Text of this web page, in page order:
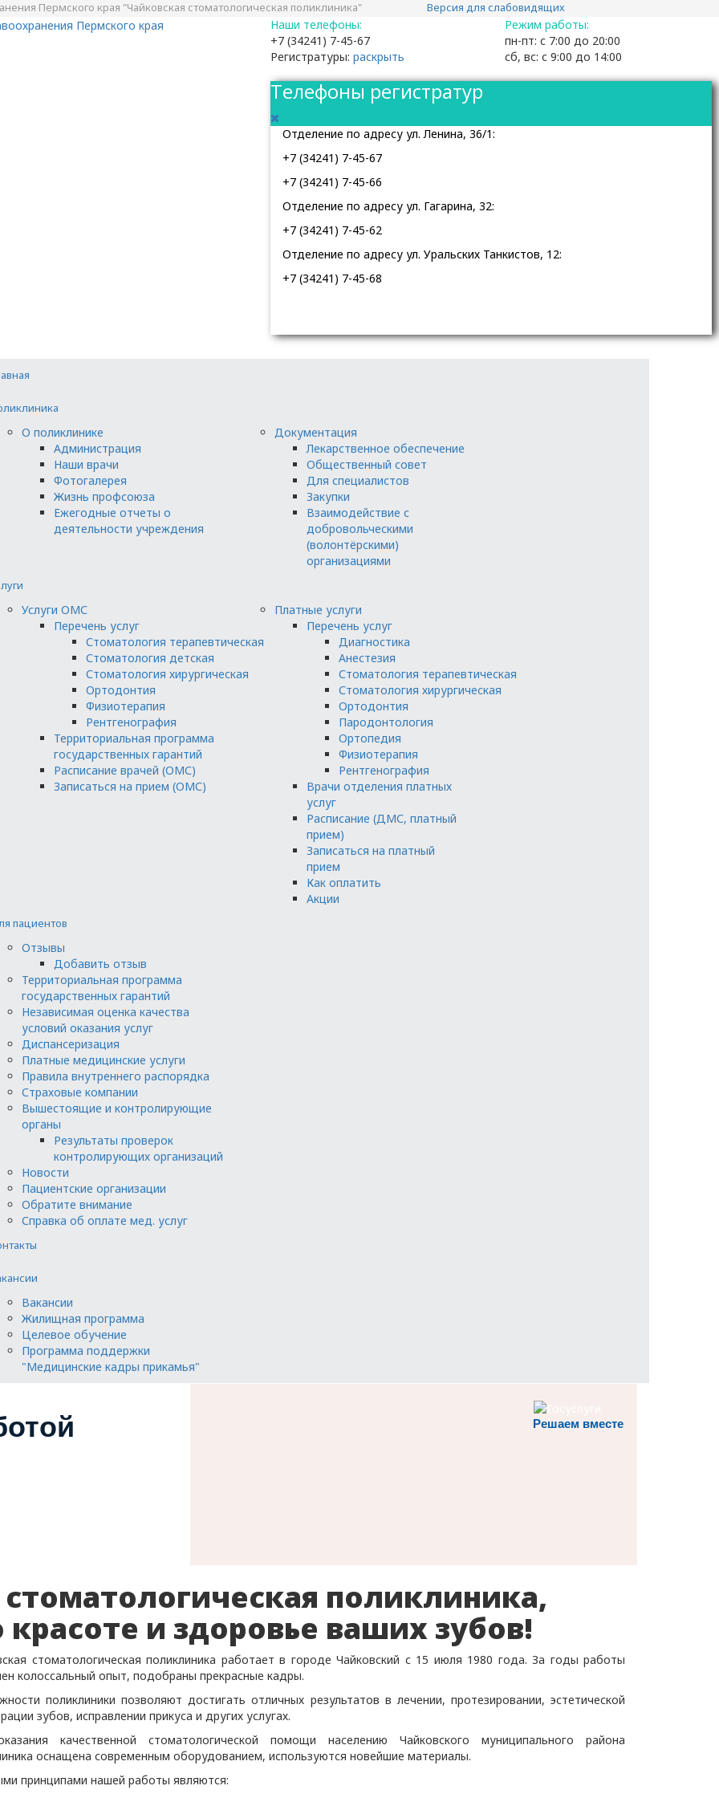
Пермского края "Чайковская стоматологическая поликлиника" Версия для слабовидящих
Наши телефоны:
+7 (34241) 7-45-67
Регистратуры: раскрыть
Телефоны регистратур
Отделение по адресу ул. Ленина, 36/1:
+7 (34241) 7-45-67
+7 (34241) 7-45-66
Отделение по адресу ул. Гагарина, 32:
+7 (34241) 7-45-62
Отделение по адресу ул. Уральских Танкистов, 12:
+7 (34241) 7-45-68
Режим работы:
пн-пт: с 7:00 до 20:00
сб, вс: с 9:00 до 14:00
О поликлинике
Администрация
Наши врачи
Фотогалерея
Жизнь профсоюза
Ежегодные отчеты о
деятельности учреждения
Документация
Лекарственное обеспечение
Общественный совет
Для специалистов
Закупки
Взаимодействие с
добровольческими
(волонтёрскими)
организациями
Услуги ОМС
Перечень услуг
Стоматология терапевтическая
Стоматология детская
Стоматология хирургическая
Ортодонтия
Физиотерапия
Рентгенография
Территориальная программа
государственных гарантий
Расписание врачей (ОМС)
Записаться на прием (ОМС)
Платные услуги
Перечень услуг
Диагностика
Анестезия
Стоматология терапевтическая
Стоматология хирургическая
Ортодонтия
Пародонтология
Ортопедия
Физиотерапия
Рентгенография
Врачи отделения платных
услуг
Расписание (ДМС, платный
прием)
Записаться на платный
прием
Как оплатить
Акции
пациентов
Отзывы
Добавить отзыв
Территориальная программа
государственных гарантий
Независимая оценка качества
условий оказания услуг
Диспансеризация
Платные медицинские услуги
Правила внутреннего распорядка
Страховые компании
Вышестоящие и контролирующие
органы
Результаты проверок
контролирующих организаций
Новости
Пациентские организации
Обратите внимание
Справка об оплате мед. услуг
Вакансии
Жилищная программа
Целевое обучение
Программа поддержки
"Медицинские кадры прикамья"
Решаем вместе
поликлиника,
красоте и здоровье ваших зубов!
стоматологическая поликлиника работает в городе Чайковский с 15 июля 1980 года. За годы работы
колоссальный опыт, подобраны прекрасные кадры.
поликлиники позволяют достигать отличных результатов в лечении, протезировании, эстетической
зубов, исправлении прикуса и других услугах.
качественной стоматологической помощи населению Чайковского муниципального района
оснащена современным оборудованием, используются новейшие материалы.
принципами нашей работы являются: